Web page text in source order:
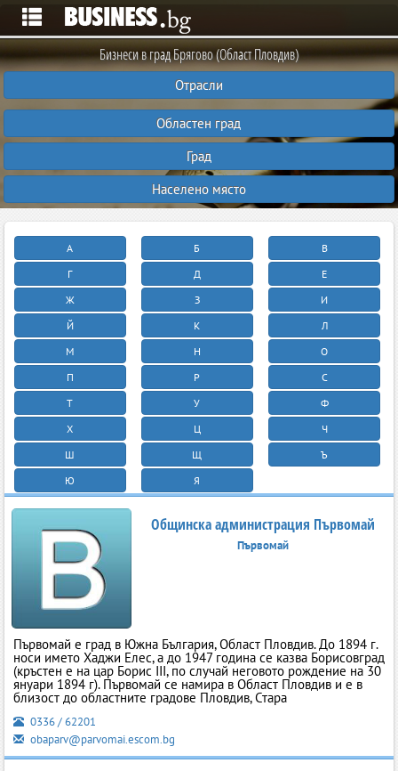
Бизнеси в град Брягово (Област Пловдив)
Отрасли
Областен град
Град
Населено място
А Б
В
Г
Д
Е
Ж
З
И
Й
К
Л
М
Н
О
П
Р
С
Т
У
Ф
Х
Ц
Ч
Ш
Щ
Ъ
Ю
Я
Общинска администрация Първомай
Първомай
Първомай е град в Южна България, Област Пловдив. До 1894 г.
носи името Хаджи Елес, а до 1947 година се казва Борисовград
(кръстен е на цар Борис III, по случай неговото рождение на 30
януари 1894 г). Първомай се намира в Област Пловдив и е в
близост до областните градове Пловдив, Стара
0336 / 62201
obaparv@parvomai.escom.bg